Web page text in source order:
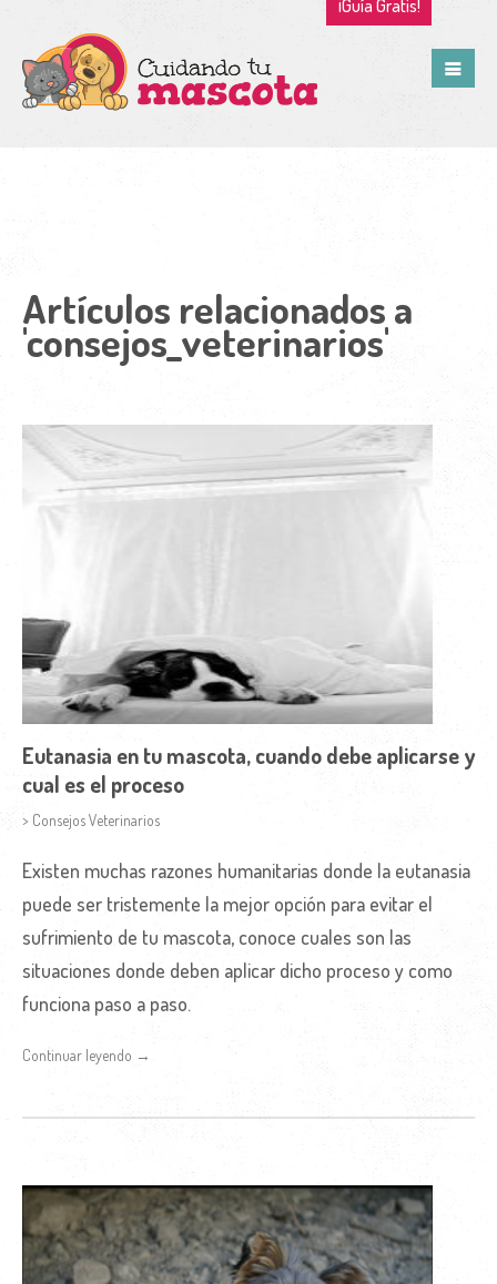
¡Guía Gratis!
Artículos relacionados a
'consejos_veterinarios'
Eutanasia en tu mascota, cuando debe aplicarse y
cual es el proceso
> Consejos Veterinarios
Existen muchas razones humanitarias donde la eutanasia
puede ser tristemente la mejor opción para evitar el
sufrimiento de tu mascota, conoce cuales son las
situaciones donde deben aplicar dicho proceso y como
funciona paso a paso.
Continuar leyendo →